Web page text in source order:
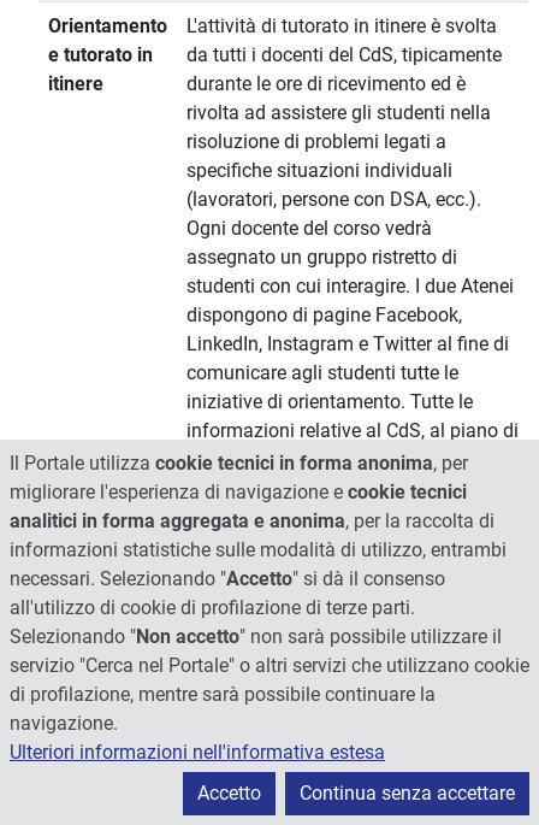
Orientamento
e tutorato in
itinere
L'attività di tutorato in itinere è svolta
da tutti i docenti del CdS, tipicamente
durante le ore di ricevimento ed è
rivolta ad assistere gli studenti nella
risoluzione di problemi legati a
specifiche situazioni individuali
(lavoratori, persone con DSA, ecc.).
Ogni docente del corso vedrà
assegnato un gruppo ristretto di
studenti con cui interagire. I due Atenei
dispongono di pagine Facebook,
LinkedIn, Instagram e Twitter al fine di
comunicare agli studenti tutte le
iniziative di orientamento. Tutte le
informazioni relative al CdS, al piano di
studi, ai programmi degli
insegnamenti, alle finalità del corso,
agli sbocchi occupazionali ed altro,
saranno reperibili nei siti dei due
dipartimenti, assieme alle altre lauree
magistrali. UnistraPg ha inoltre ha
aperto uno spazio web “Straorientati”
specifico per l'orientamento in itinere.
Vedi link: http://dsa3.unipg.it/it/corsi-
https://www.unistrapg.it/it/conoscere-
l-ateneo/organi-e-
strutture/dipartimento-di-lingua-
Il Portale utilizza cookie tecnici in forma anonima, per
migliorare l'esperienza di navigazione e cookie tecnici
analitici in forma aggregata e anonima, per la raccolta di
informazioni statistiche sulle modalità di utilizzo, entrambi
necessari. Selezionando "Accetto" si dà il consenso
all'utilizzo di cookie di profilazione di terze parti.
Selezionando "Non accetto" non sarà possibile utilizzare il
servizio "Cerca nel Portale" o altri servizi che utilizzano cookie
di profilazione, mentre sarà possibile continuare la
navigazione.
Ulteriori informazioni nell'informativa estesa
Accetto
Continua senza accettare